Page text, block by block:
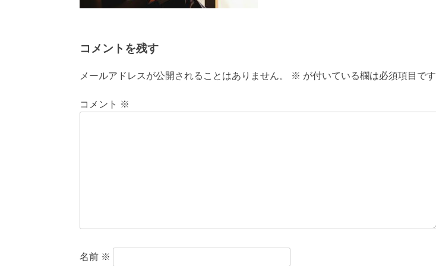
コメントを残す
メールアドレスが公開されることはありません。 ※ が付いている欄は必須項目です
コメント ※
名前 ※